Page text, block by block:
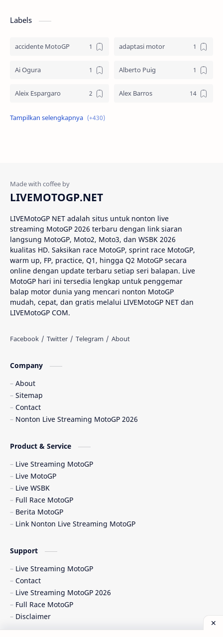
Labels
accidente MotoGP adaptasi motor
Ai Ogura Alberto Puig
Aleix Espargaro Alex Barros
Alex Criville
Analisis MotoGP
AragonGP Assen
Australian GP Balap Motor
Balap Motor Dunia Balap Superbike
Balapan Dramatis Balapan MotoGP
Berita Balap
Berita MotoGP Terbaru Berita Viral
Bos Ducati
British GP
Brno
Buriram
Catalunya GP 2026
CEST
Chicho Lorenzo Chico Lorenzo
LIVEMOTOGP.NET
LIVEMotoGP NET adalah situs untuk nonton live
streaming MotoGP 2026 terbaru dengan link siaran
langsung MotoGP, Moto2, Moto3, dan WSBK 2026
kualitas HD. Saksikan race MotoGP, sprint race MotoGP,
warm up, FP, practice, Q1, hingga Q2 MotoGP secara
online dengan update terbaru setiap seri balapan. Live
MotoGP hari ini tersedia lengkap untuk penggemar
balap motor dunia yang mencari nonton MotoGP
mudah, cepat, dan gratis melalui LIVEMotoGP NET dan
LIVEMotoGP COM.
Company
About
Sitemap
Contact
Nonton Live Streaming MotoGP 2026
Product & Service
Live Streaming MotoGP
Live MotoGP
Live WSBK
Full Race MotoGP
Berita MotoGP
Link Nonton Live Streaming MotoGP
Support
Live Streaming MotoGP
Contact
Live Streaming MotoGP 2026
Full Race MotoGP
Disclaimer